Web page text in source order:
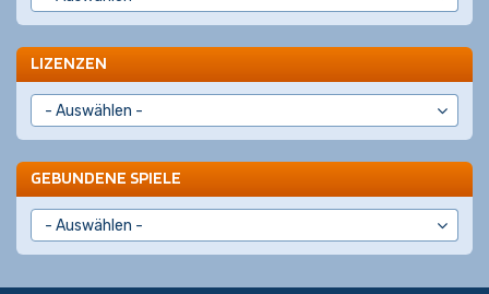
LIZENZEN
GEBUNDENE SPIELE